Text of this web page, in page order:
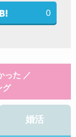
0
った ／
グ
婚活